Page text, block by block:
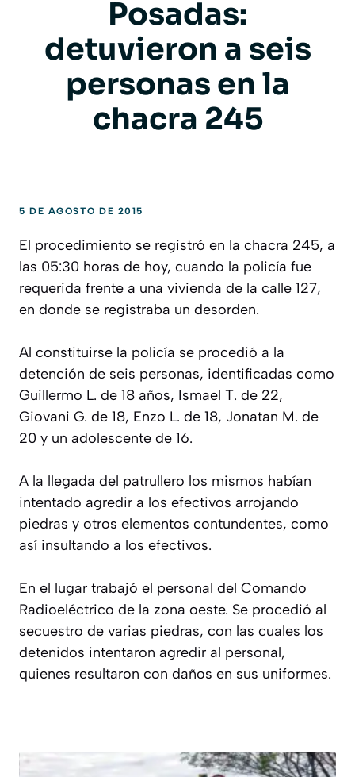
Posadas:
detuvieron a seis
personas en la
chacra 245
5 DE AGOSTO DE 2015
El procedimiento se registró en la chacra 245, a
las 05:30 horas de hoy, cuando la policía fue
requerida frente a una vivienda de la calle 127,
en donde se registraba un desorden.
Al constituirse la policía se procedió a la
detención de seis personas, identificadas como
Guillermo L. de 18 años, Ismael T. de 22,
Giovani G. de 18, Enzo L. de 18, Jonatan M. de
20 y un adolescente de 16.
A la llegada del patrullero los mismos habían
intentado agredir a los efectivos arrojando
piedras y otros elementos contundentes, como
así insultando a los efectivos.
En el lugar trabajó el personal del Comando
Radioeléctrico de la zona oeste. Se procedió al
secuestro de varias piedras, con las cuales los
detenidos intentaron agredir al personal,
quienes resultaron con daños en sus uniformes.